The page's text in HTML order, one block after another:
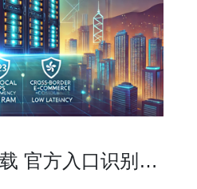
官方入口识别方